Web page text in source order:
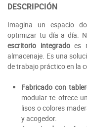
DESCRIPCIÓN
Imagina un espacio
optimizar tu día a día.
escritorio integradoes
almacenaje. Es una
de trabajo práctico en la
Fabricado con
modular te ofrece
lisos o colores
y acogedor.